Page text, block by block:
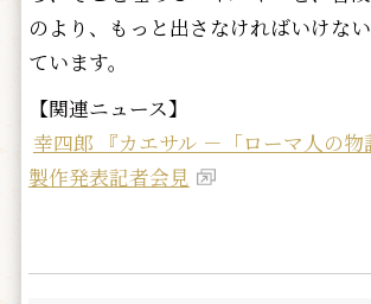
のより、もっと出さなければいけな
ています。
【関連ニュース】
幸四郎 『カエサル －「ローマ人の物
製作発表記者会見